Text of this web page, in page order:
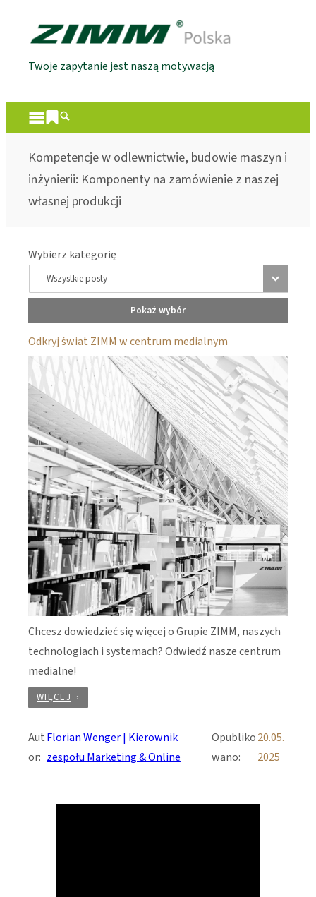
Twoje zapytanie jest naszą motywacją
Kompetencje w odlewnictwie, budowie maszyn i
inżynierii: Komponenty na zamówienie z naszej
własnej produkcji
Wybierz kategorię
Pokaż wybór
Odkryj świat ZIMM w centrum medialnym
Chcesz dowiedzieć się więcej o Grupie ZIMM, naszych
technologiach i systemach? Odwiedź nasze centrum
medialne!
WIĘCEJ
Aut
or:
Florian Wenger | Kierownik
zespołu Marketing & Online
Opubliko
wano:
20.05.
2025